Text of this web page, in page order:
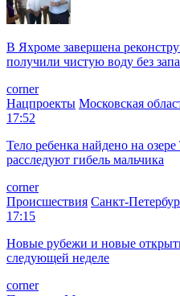
В Яхроме завершена
получили чистую воду без
corner
Нацпроекты Московская
17:52
Тело ребенка найдено на
расследуют гибель мальчика
corner
Происшествия Санкт-
17:15
Новые рубежи и новые
следующей неделе
corner